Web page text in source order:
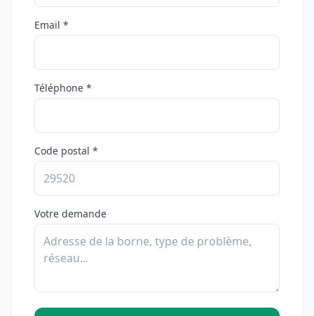
Email *
Téléphone *
Code postal *
Votre demande